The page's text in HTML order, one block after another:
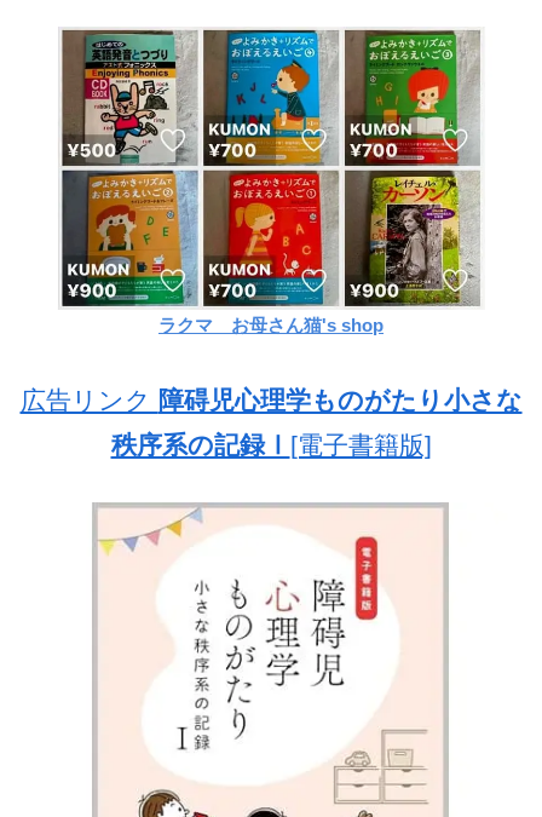
ラクマ お母さん猫's shop
広告リンク 障碍児心理学ものがたり小さな
秩序系の記録Ⅰ [電子書籍版]